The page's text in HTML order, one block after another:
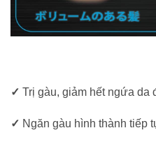
✓ Trị gàu, giảm hết ngứa da
✓ Ngăn gàu hình thành tiếp